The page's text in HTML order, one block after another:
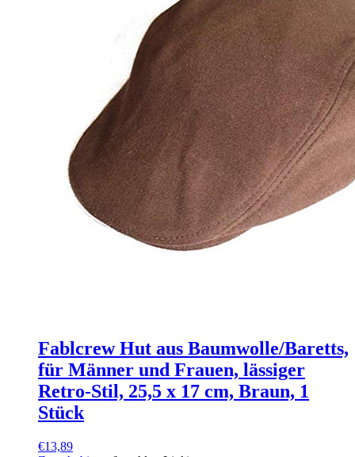
Fablcrew Hut aus Baumwolle/Baretts,
für Männer und Frauen, lässiger
Retro-Stil, 25,5 x 17 cm, Braun, 1
Stück
€13,89